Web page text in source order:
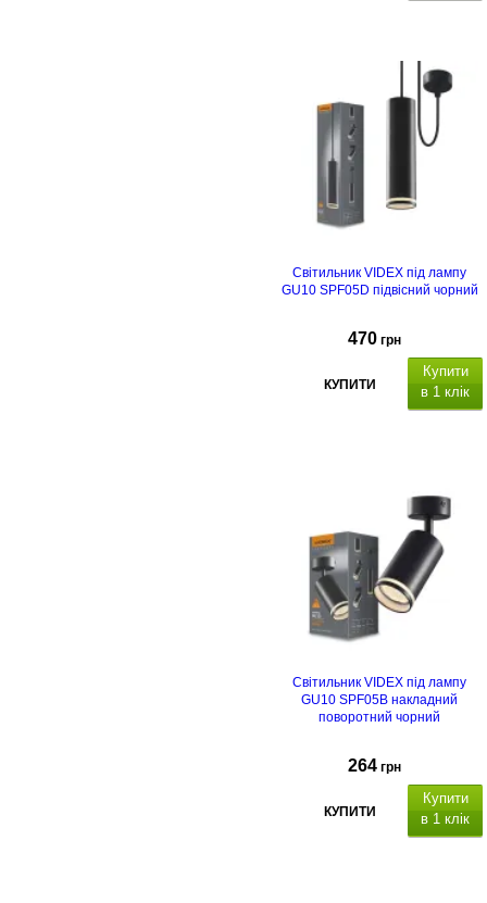
Світильник VIDEX під лампу
GU10 SPF05D підвісний чорний
470 грн
КУПИТИ
Купити
в 1 клік
Світильник VIDEX під лампу
GU10 SPF05B накладний
поворотний чорний
264 грн
КУПИТИ
Купити
в 1 клік